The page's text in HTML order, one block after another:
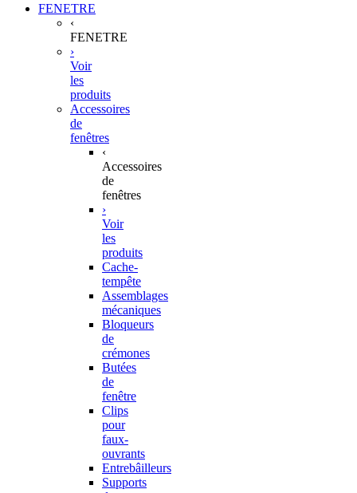
FENETRE
‹
FENETRE
›
Voir
les
produits
Accessoires
de
fenêtres
‹
Accessoires
de
fenêtres
›
Voir
les
produits
Cache-
tempête
Assemblages
mécaniques
Bloqueurs
de
crémones
Butées
de
fenêtre
Clips
pour
faux-
ouvrants
Entrebâilleurs
Supports